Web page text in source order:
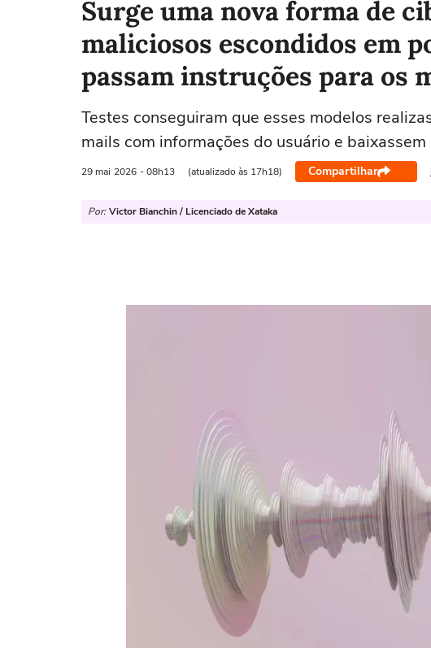
Surge uma nova forma de
maliciosos escondidos em
passam instruções para os
Testes conseguiram que esses modelos
mails com informações do usuário e
29 mai 2026 - 08h13 (atualizado às 17h18) Compartilhar
Por: Victor Bianchin / Licenciado de Xataka